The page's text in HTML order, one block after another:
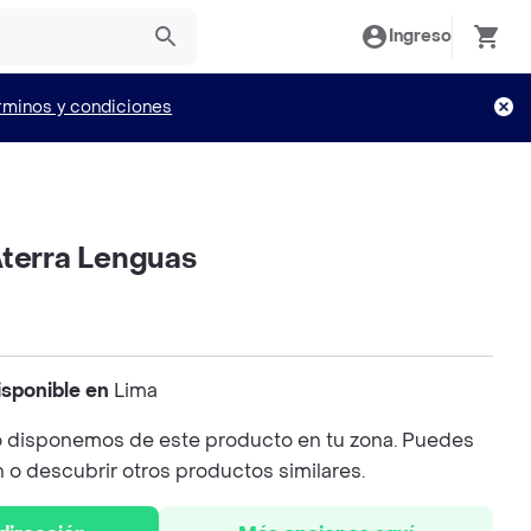
Ingreso
y condiciones
Lenguas
en Lima
disponemos de este producto en tu zona. Puedes
o descubrir otros productos similares.